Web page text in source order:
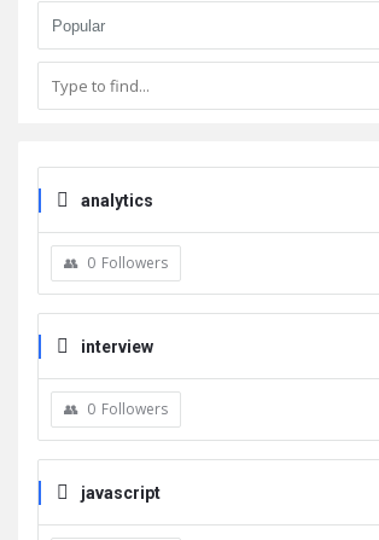
analytics
0 Followers
interview
0 Followers
javascript